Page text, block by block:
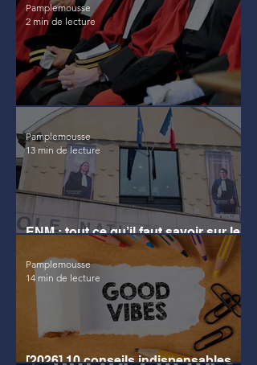
Annales de l'ENM
Pamplemousse
2 min de lecture
ENM : tout ce qu’il faut savoir sur le
concours d’entrée 2026
Pamplemousse
13 min de lecture
[2026] 10 conseils indispensables
Pamplemousse
14 min de lecture